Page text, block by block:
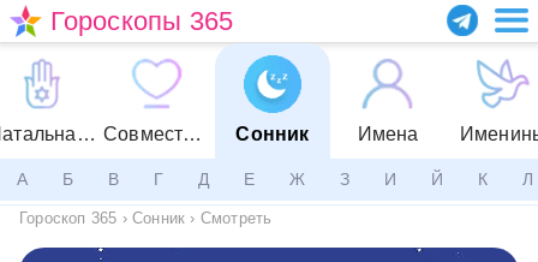
Гороскопы 365
Натальная карта Совместимость Сонник Имена
А Б В Г Д Е Ж З И Й К Л
Гороскоп 365 › Сонник › Смотреть